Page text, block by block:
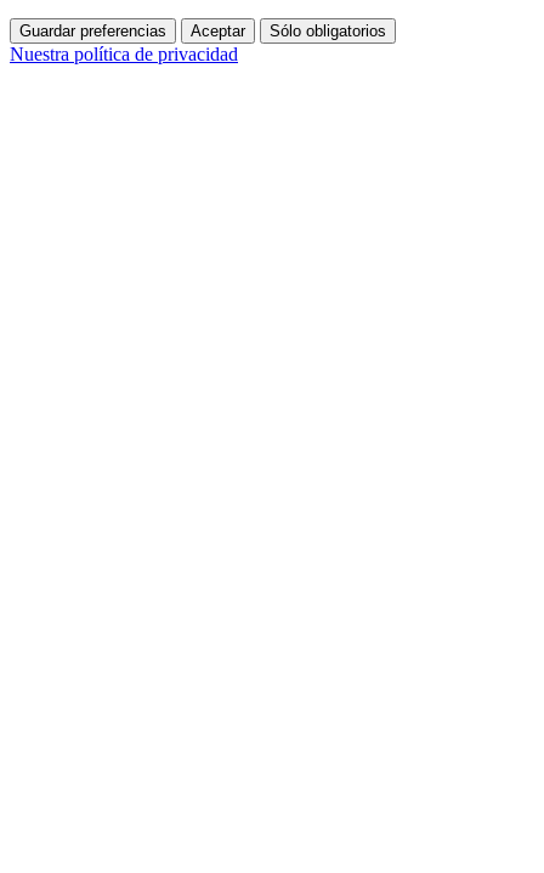
Guardar preferencias Aceptar Sólo obligatorios
Nuestra política de privacidad